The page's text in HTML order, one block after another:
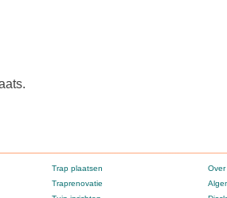
Trap plaatsen
Traprenovatie
Over